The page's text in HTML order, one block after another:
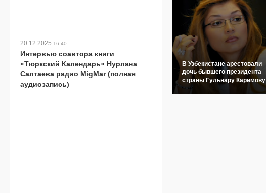
В Узбекистане арестовали
дочь бывшего президента
страны Гульнару Каримову
20.12.2025 16:40
Интервью соавтора книги
«Тюркский Календарь» Нурлана
Салтаева радио MigMar (полная
аудиозапись)